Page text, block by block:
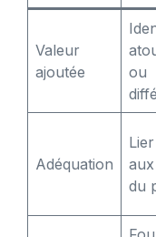
Valeur
ajoutée
ou
Adéquation
du